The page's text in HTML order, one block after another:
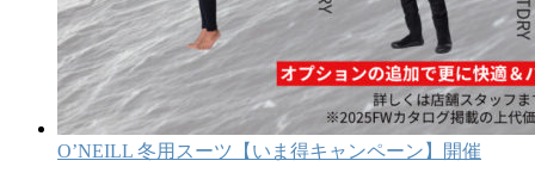
O’NEILL 冬用スーツ【いま得キャンペーン】開催